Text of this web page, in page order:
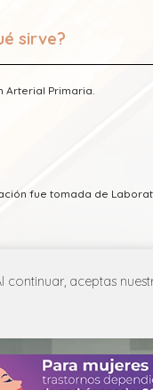
sirve?
Arterial Primaria.
fue tomada de
POLÍTICA DE
aceptas